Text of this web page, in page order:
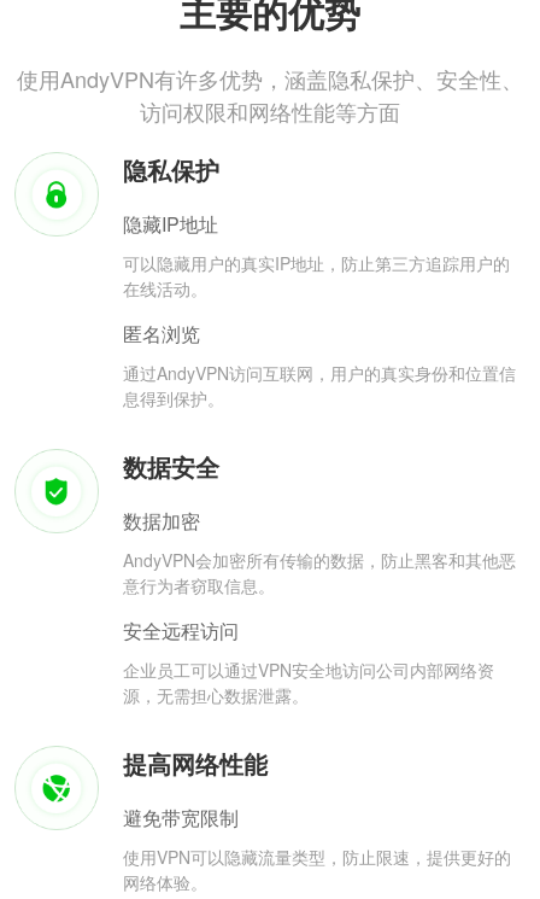
主要的优势
使用AndyVPN有许多优势，涵盖隐私保护、安全性、
访问权限和网络性能等方面
隐私保护
隐藏IP地址
可以隐藏用户的真实IP地址，防止第三方追踪用户的
在线活动。
匿名浏览
通过AndyVPN访问互联网，用户的真实身份和位置信
息得到保护。
数据安全
数据加密
AndyVPN会加密所有传输的数据，防止黑客和其他恶
意行为者窃取信息。
安全远程访问
企业员工可以通过VPN安全地访问公司内部网络资
源，无需担心数据泄露。
提高网络性能
避免带宽限制
使用VPN可以隐藏流量类型，防止限速，提供更好的
网络体验。